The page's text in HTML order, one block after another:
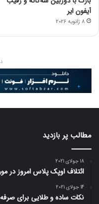
آیفون ایر
8 ژانویه 2026
مطالب پر بازدید
18 جولای 2021
ائتلاف اوپک پلاس امروز در
14 جولای 2021
نکات ساده و طلایی برای